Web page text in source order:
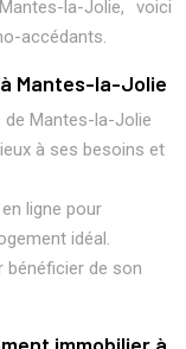
la-Jolie, voici
accédants.
Mantes-la-Jolie
Mantes-la-Jolie
à ses besoins et
ligne pour
idéal.
bénéficier de son